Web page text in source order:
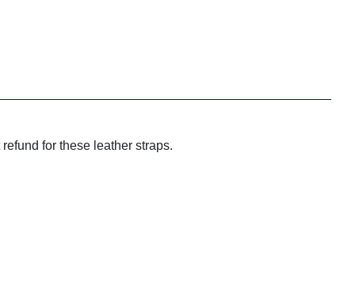
for these leather straps.